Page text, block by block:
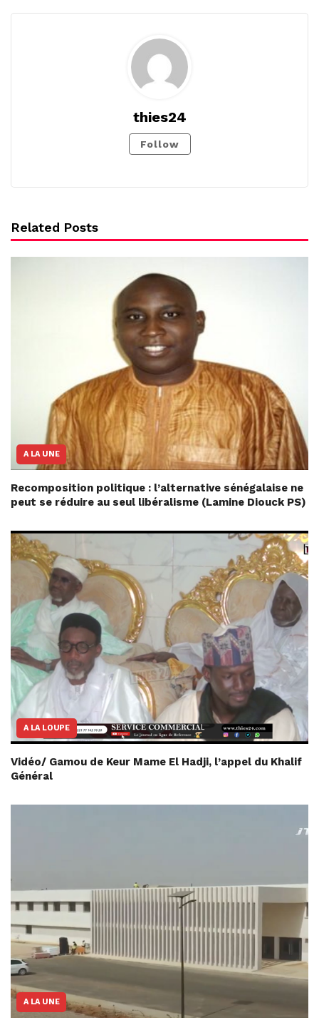
thies24
Follow
Related Posts
A LA UNE
Recomposition politique : l’alternative sénégalaise ne
peut se réduire au seul libéralisme (Lamine Diouck PS)
A LA LOUPE
Vidéo/ Gamou de Keur Mame El Hadji, l’appel du Khalif
Général
A LA UNE